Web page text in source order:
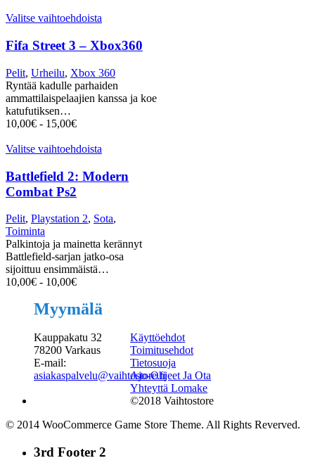
Valitse vaihtoehdoista
Fifa Street 3 – Xbox360
Pelit, Urheilu, Xbox 360
Ryntää kadulle parhaiden
ammattilaispelaajien kanssa ja koe
katufutiksen…
10,00€ - 15,00€
Valitse vaihtoehdoista
Battlefield 2: Modern
Combat Ps2
Pelit, Playstation 2, Sota,
Toiminta
Palkintoja ja mainetta kerännyt
Battlefield-sarjan jatko-osa
sijoittuu ensimmäistä…
10,00€ - 10,00€
Myymälä
Kauppakatu 32
78200 Varkaus
E-mail:
asiakaspalvelu@vaihtostore.fi
Käyttöehdot
Toimitusehdot
Tietosuoja
Ajo-Ohjeet Ja Ota
Yhteyttä Lomake
©2018 Vaihtostore
© 2014 WooCommerce Game Store Theme. All Rights Reverved.
3rd Footer 2